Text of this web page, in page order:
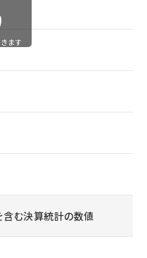
含む決算統計の数値
ます